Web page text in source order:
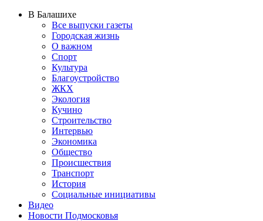
В Балашихе
Все выпуски газеты
Городская жизнь
О важном
Спорт
Культура
Благоустройство
ЖКХ
Экология
Кучино
Строительство
Интервью
Экономика
Общество
Происшествия
Транспорт
История
Социальные инициативы
Видео
Новости Подмосковья